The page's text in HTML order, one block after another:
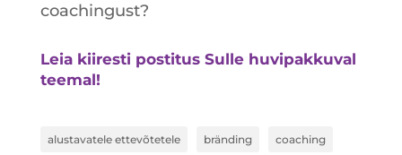
coachingust?
Leia kiiresti postitus Sulle huvipakkuval
teemal!
alustavatele ettevõtetele bränding coaching